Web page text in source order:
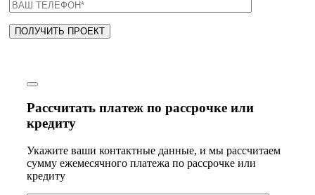
Рассчитать платеж по рассрочке или
кредиту
Укажите ваши контактные данные, и мы рассчитаем
сумму ежемесячного платежа по рассрочке или
кредиту